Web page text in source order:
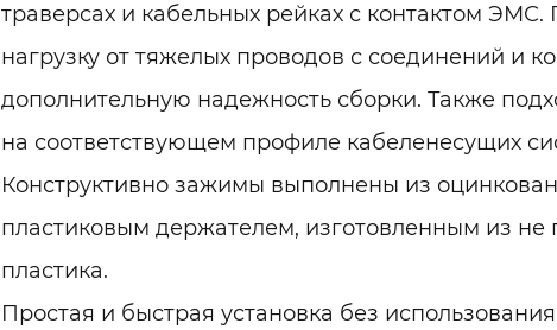
траверсах и кабельных рейках с контактом ЭМС.
нагрузку от тяжелых проводов с соединений и
дополнительную надежность сборки. Также
на соответствующем профиле кабеленесущих
Конструктивно зажимы выполнены из
пластиковым держателем, изготовленным из
пластика.
Простая и быстрая установка без